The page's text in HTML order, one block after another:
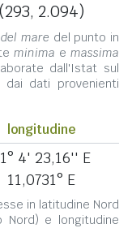
(293, 2.094)
mare del punto in
minima e massima
dall'Istat sul
dati provenienti
longitudine
4' 23,16'' E
11,0731° E
in latitudine Nord
Nord) e longitudine